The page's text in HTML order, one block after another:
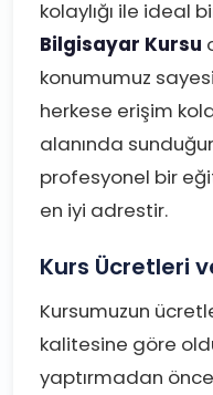
kolaylığı ile ideal
Bilgisayar Kursu
konumumuz
herkese erişim
alanında
profesyonel bir
en iyi adrestir.
Kurs Ücretleri
Kursumuzun
kalitesine göre
yaptırmadan